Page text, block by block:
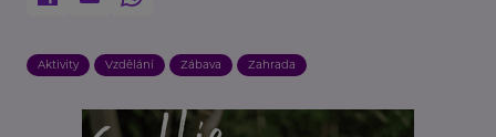
Aktivity Vzdělání Zábava Zahrada